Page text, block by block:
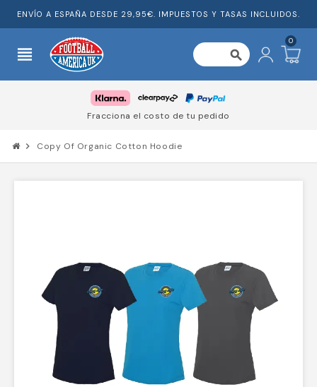
ENVÍO A ESPAÑA DESDE 29,95€. IMPUESTOS Y TASAS INCLUIDOS.
view_headline search
0
Fracciona el costo de tu pedido
chevron_right Copy Of Organic Cotton Hoodie